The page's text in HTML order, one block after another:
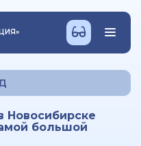
»
Новосибирске
большой